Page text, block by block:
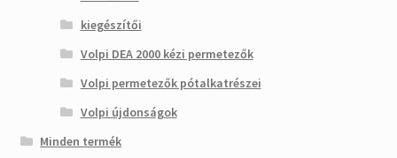
kiegészítői
Volpi DEA 2000 kézi permetezők
Volpi permetezők pótalkatrészei
Volpi újdonságok
Minden termék